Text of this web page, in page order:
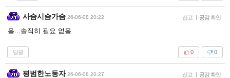
사슴시슴가슴 26-06-08 20:22 신고 | 공감 확인
음...솔직히 필요 없음
답글 0
0
평범한노동자 26-06-08 20:27 신고 | 공감 확인